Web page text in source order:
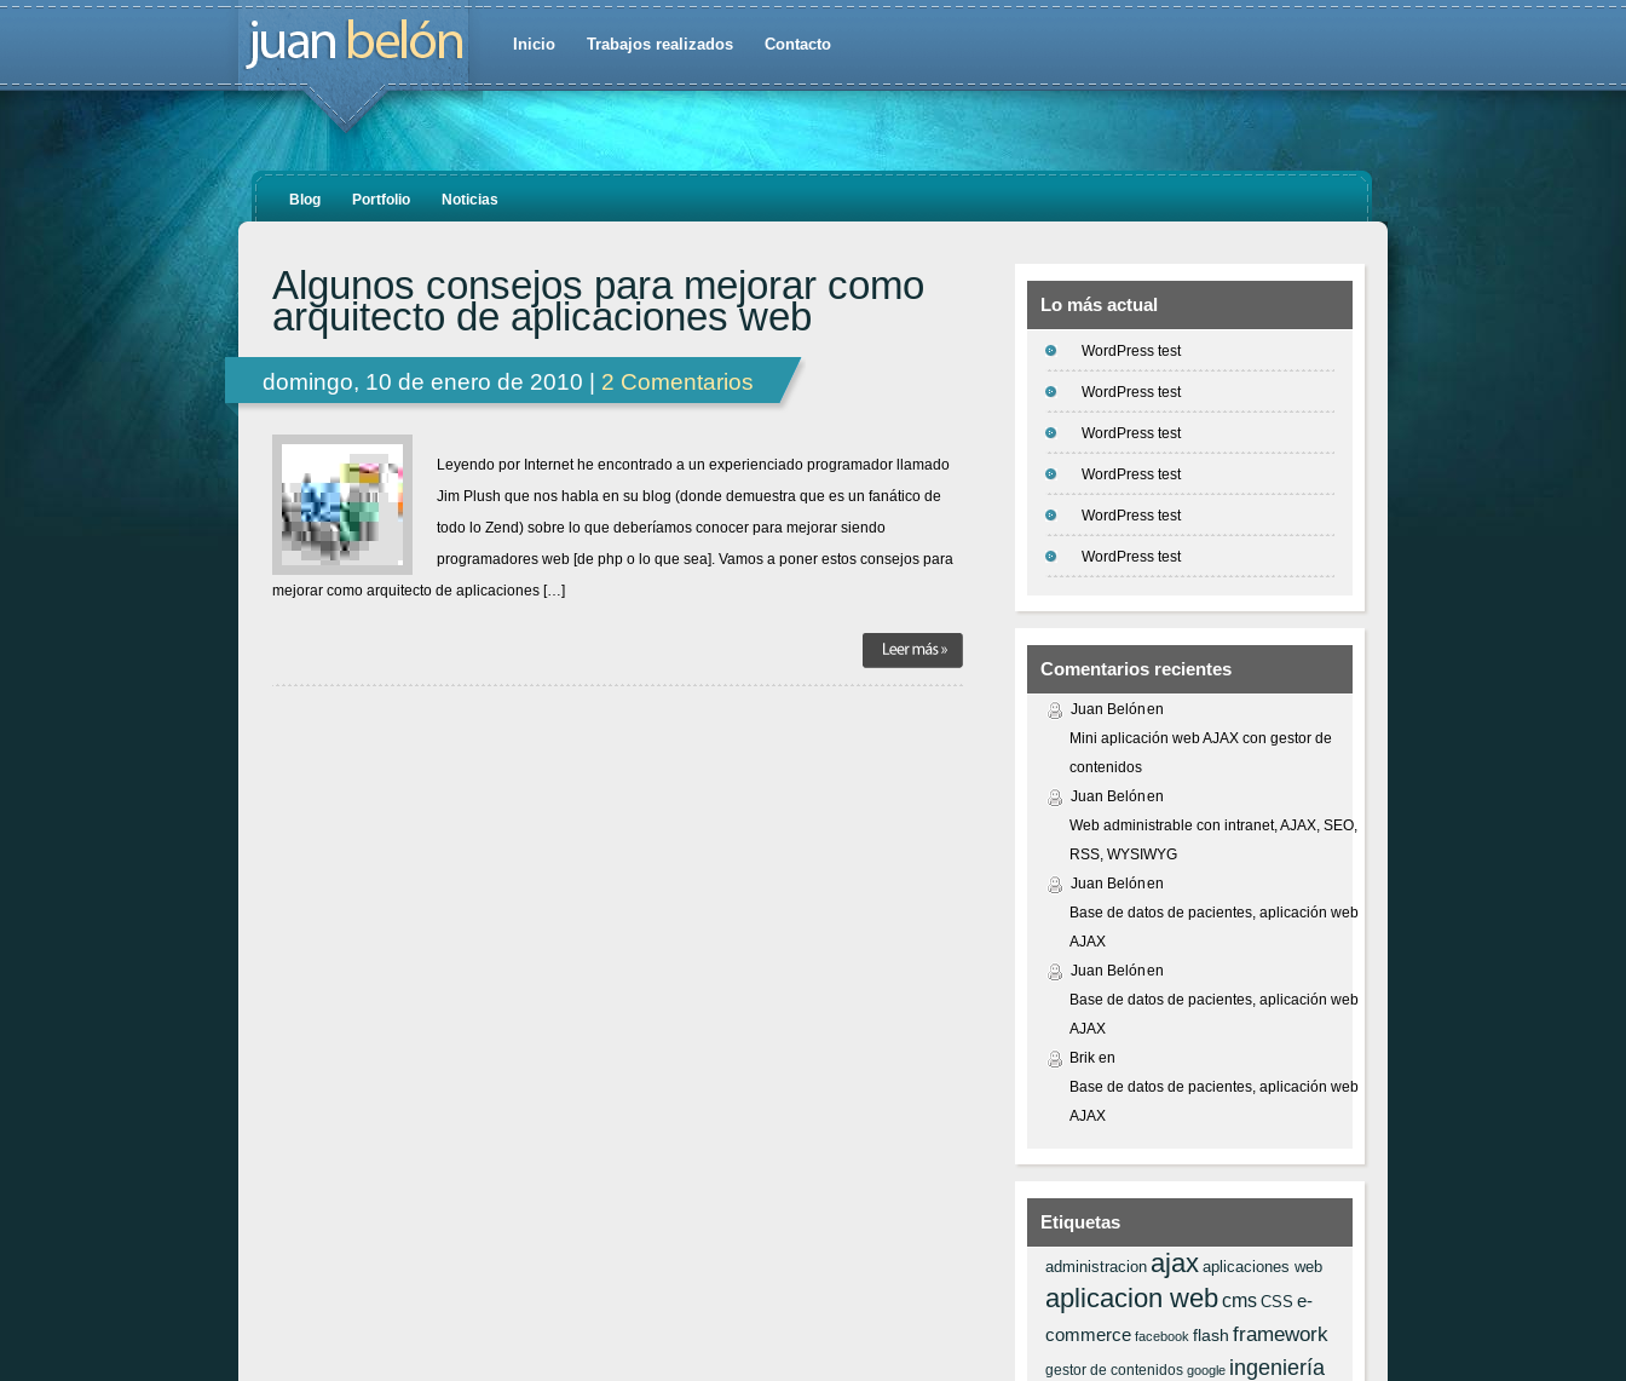
Inicio Trabajos realizados Contacto
Blog Portfolio Noticias
Algunos consejos para mejorar como
arquitecto de aplicaciones web
domingo, 10 de enero de 2010 | 2 Comentarios
Leyendo por Internet he encontrado a un experienciado programador llamado
Jim Plush que nos habla en su blog (donde demuestra que es un fanático de
todo lo Zend) sobre lo que deberíamos conocer para mejorar siendo
programadores web [de php o lo que sea]. Vamos a poner estos consejos para
mejorar como arquitecto de aplicaciones […]
Lo más actual
WordPress test
WordPress test
WordPress test
WordPress test
WordPress test
WordPress test
Comentarios recientes
Juan Belónen
Mini aplicación web AJAX con gestor de
contenidos
Juan Belónen
Web administrable con intranet, AJAX, SEO,
RSS, WYSIWYG
Juan Belónen
Base de datos de pacientes, aplicación web
AJAX
Juan Belónen
Base de datos de pacientes, aplicación web
AJAX
Brik en
Base de datos de pacientes, aplicación web
AJAX
Etiquetas
administracion ajax aplicaciones web
aplicacion webcms CSS e-
commerce facebook flash framework
gestor de contenidos google ingeniería